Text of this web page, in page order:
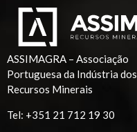
ASSIMAGRA – Associação
Portuguesa da Indústria dos
Recursos Minerais
Tel: +351 21 712 19 30